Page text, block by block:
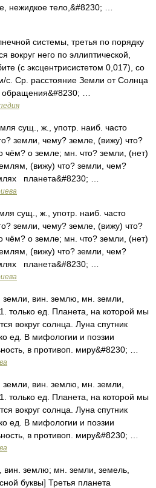
нежидкое тело,&#8230; …
системы, третья по порядку
него по эллиптической,
(с эксцентрисистетом 0,017), со
с. Ср. расстояние Земли от Солнца
…
сущ., ж., употр. наиб. часто
земли, чему? земле, (вижу) что?
о земле; мн. что? земли, (нет)
(вижу) что? земли, чем?
планета&#8230; …
сущ., ж., употр. наиб. часто
земли, чему? земле, (вижу) что?
о земле; мн. что? земли, (нет)
(вижу) что? земли, чем?
планета&#8230; …
вин. землю, мн. земли,
только ед. Планета, на которой мы
вокруг солнца. Луна спутник
ед. В мифологии и поэзии
в противоп. миру&#8230; …
вин. землю, мн. земли,
только ед. Планета, на которой мы
вокруг солнца. Луна спутник
ед. В мифологии и поэзии
в противоп. миру&#8230; …
землю; мн. земли, земель,
буквы] Третья планета